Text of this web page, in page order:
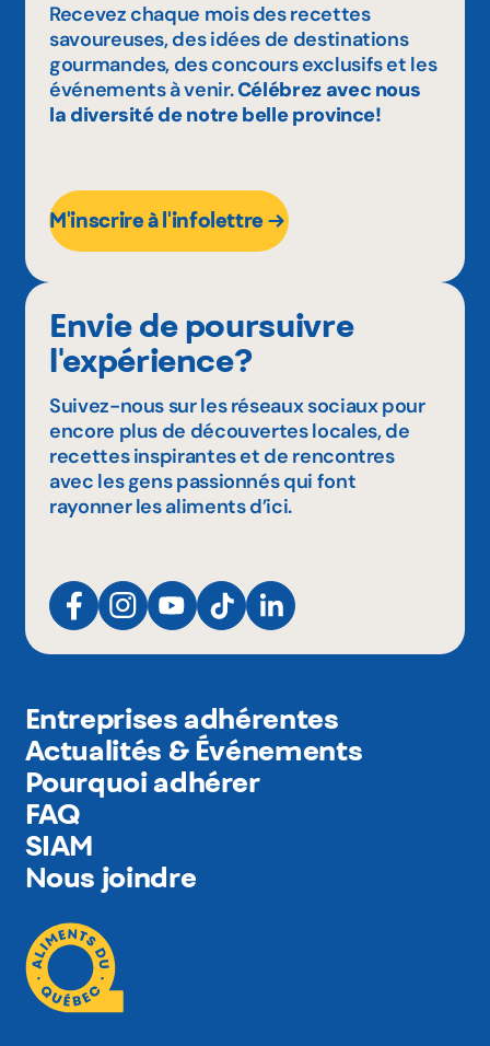
Recevez chaque mois des recettes
savoureuses, des idées de destinations
gourmandes, des concours exclusifs et les
événements à venir.Célébrez avec nous
la diversité de notre belle province!
M'inscrire à l'infolettre
Envie de poursuivre
l'expérience?
Suivez-nous sur les réseaux sociaux pour
encore plus de découvertes locales, de
recettes inspirantes et de rencontres
avec les gens passionnés qui font
rayonner les aliments d’ici.
Entreprises adhérentes
Actualités & Événements
Pourquoi adhérer
FAQ
SIAM
Nous joindre